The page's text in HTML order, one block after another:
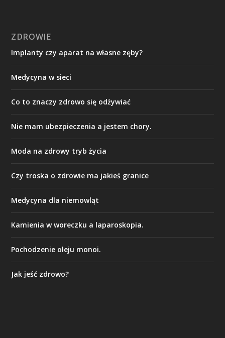
ZDROWIE
Implanty czy aparat na własne zęby?
Medycyna w sieci
Co to znaczy zdrowo się odżywiać
Nie mam ubezpieczenia a jestem chory.
Moda na zdrowy tryb życia
Czy troska o zdrowie ma jakieś granice
Medycyna dla niemowląt
Kamienia w woreczku a laparoskopia.
Pochodzenie oleju monoi.
Jak jeść zdrowo?